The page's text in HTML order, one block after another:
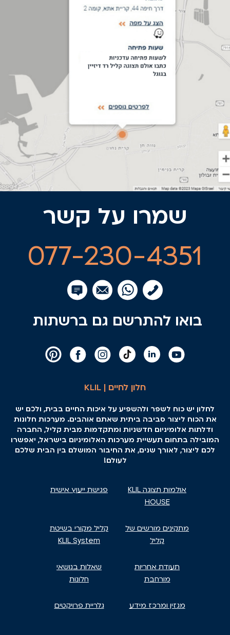
שמרו על קשר
077-230-4351
בואו להתרשם גם ברשתות
חלון לחיים | KLIL
לחלון יש כוח לשפר ולהשפיע על איכות החיים בבית, ולכם יש
את הכוח ליצור סביבה ביתית שאתם אוהבים. מערכות חלונות
ודלתות אלומיניום חדשניות ומתקדמות מבית קליל, החברה
המובילה בתחום תעשיית מערכות האלומיניום בישראל, יאפשרו
לכם ליצור, לאורך שנים, את החיבור המושלם בין הבית שלכם
לעולם!
אולמות תצוגה KLIL
HOUSE
פגישת ייעוץ אישית
מתקינים מורשים של
קליל
קליל מקורי בשיטת
KLIL System
תעודת אחריות
מורחבת
שאלות בנושאי
חלונות
מגזין ומרכז מידע גלריית פרויקטים